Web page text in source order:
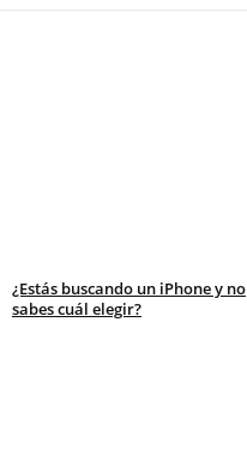
¿Estás buscando un iPhone y no
sabes cuál elegir?